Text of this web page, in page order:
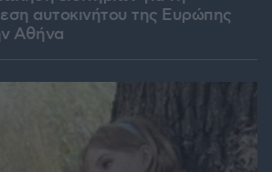
αυτοκινήτου της Ευρώπης
Αθήνα